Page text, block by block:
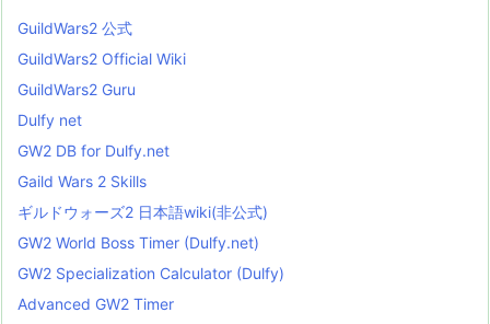
GuildWars2 公式
GuildWars2 Official Wiki
GuildWars2 Guru
Dulfy net
GW2 DB for Dulfy.net
Gaild Wars 2 Skills
ギルドウォーズ2 日本語wiki(非公式)
GW2 World Boss Timer (Dulfy.net)
GW2 Specialization Calculator (Dulfy)
Advanced GW2 Timer